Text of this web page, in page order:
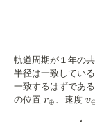
軌道周期が１年の
半径は一致してい
一致するはずであ
の位置 r_{\oplus}
r⊕ 、速度v